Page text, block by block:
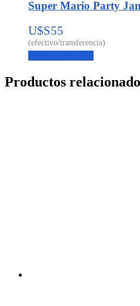
Super Mario Party
U$S55
Productos